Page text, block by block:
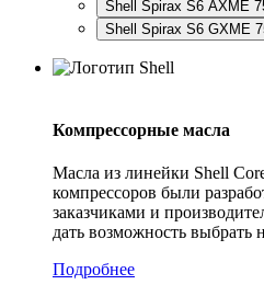
Shell Spirax S6 AXME
Shell Spirax S6 GXME
Компрессорные масла
Масла из линейки Shell
компрессоров были
заказчиками и
дать возможность выбрать
Подробнее